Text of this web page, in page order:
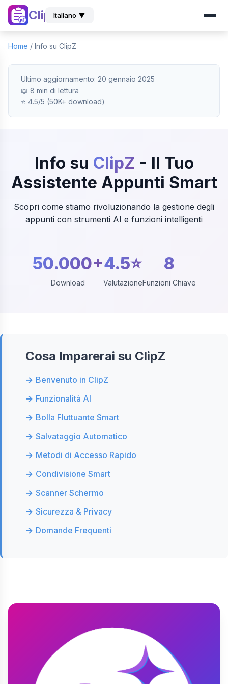
ClipZItaliano ▼
Home / Info su ClipZ
Ultimo aggiornamento: 20 gennaio 2025
📖 8 min di lettura
⭐ 4.5/5 (50K+ download)
Info su ClipZ - Il Tuo
Assistente Appunti Smart
Scopri come stiamo rivoluzionando la gestione degli
appunti con strumenti AI e funzioni intelligenti
50.000+
Download
4.5⭐
Valutazione
8
Funzioni Chiave
Cosa Imparerai su ClipZ
Benvenuto in ClipZ
Funzionalità AI
Bolla Fluttuante Smart
Salvataggio Automatico
Metodi di Accesso Rapido
Condivisione Smart
Scanner Schermo
Sicurezza & Privacy
Domande Frequenti